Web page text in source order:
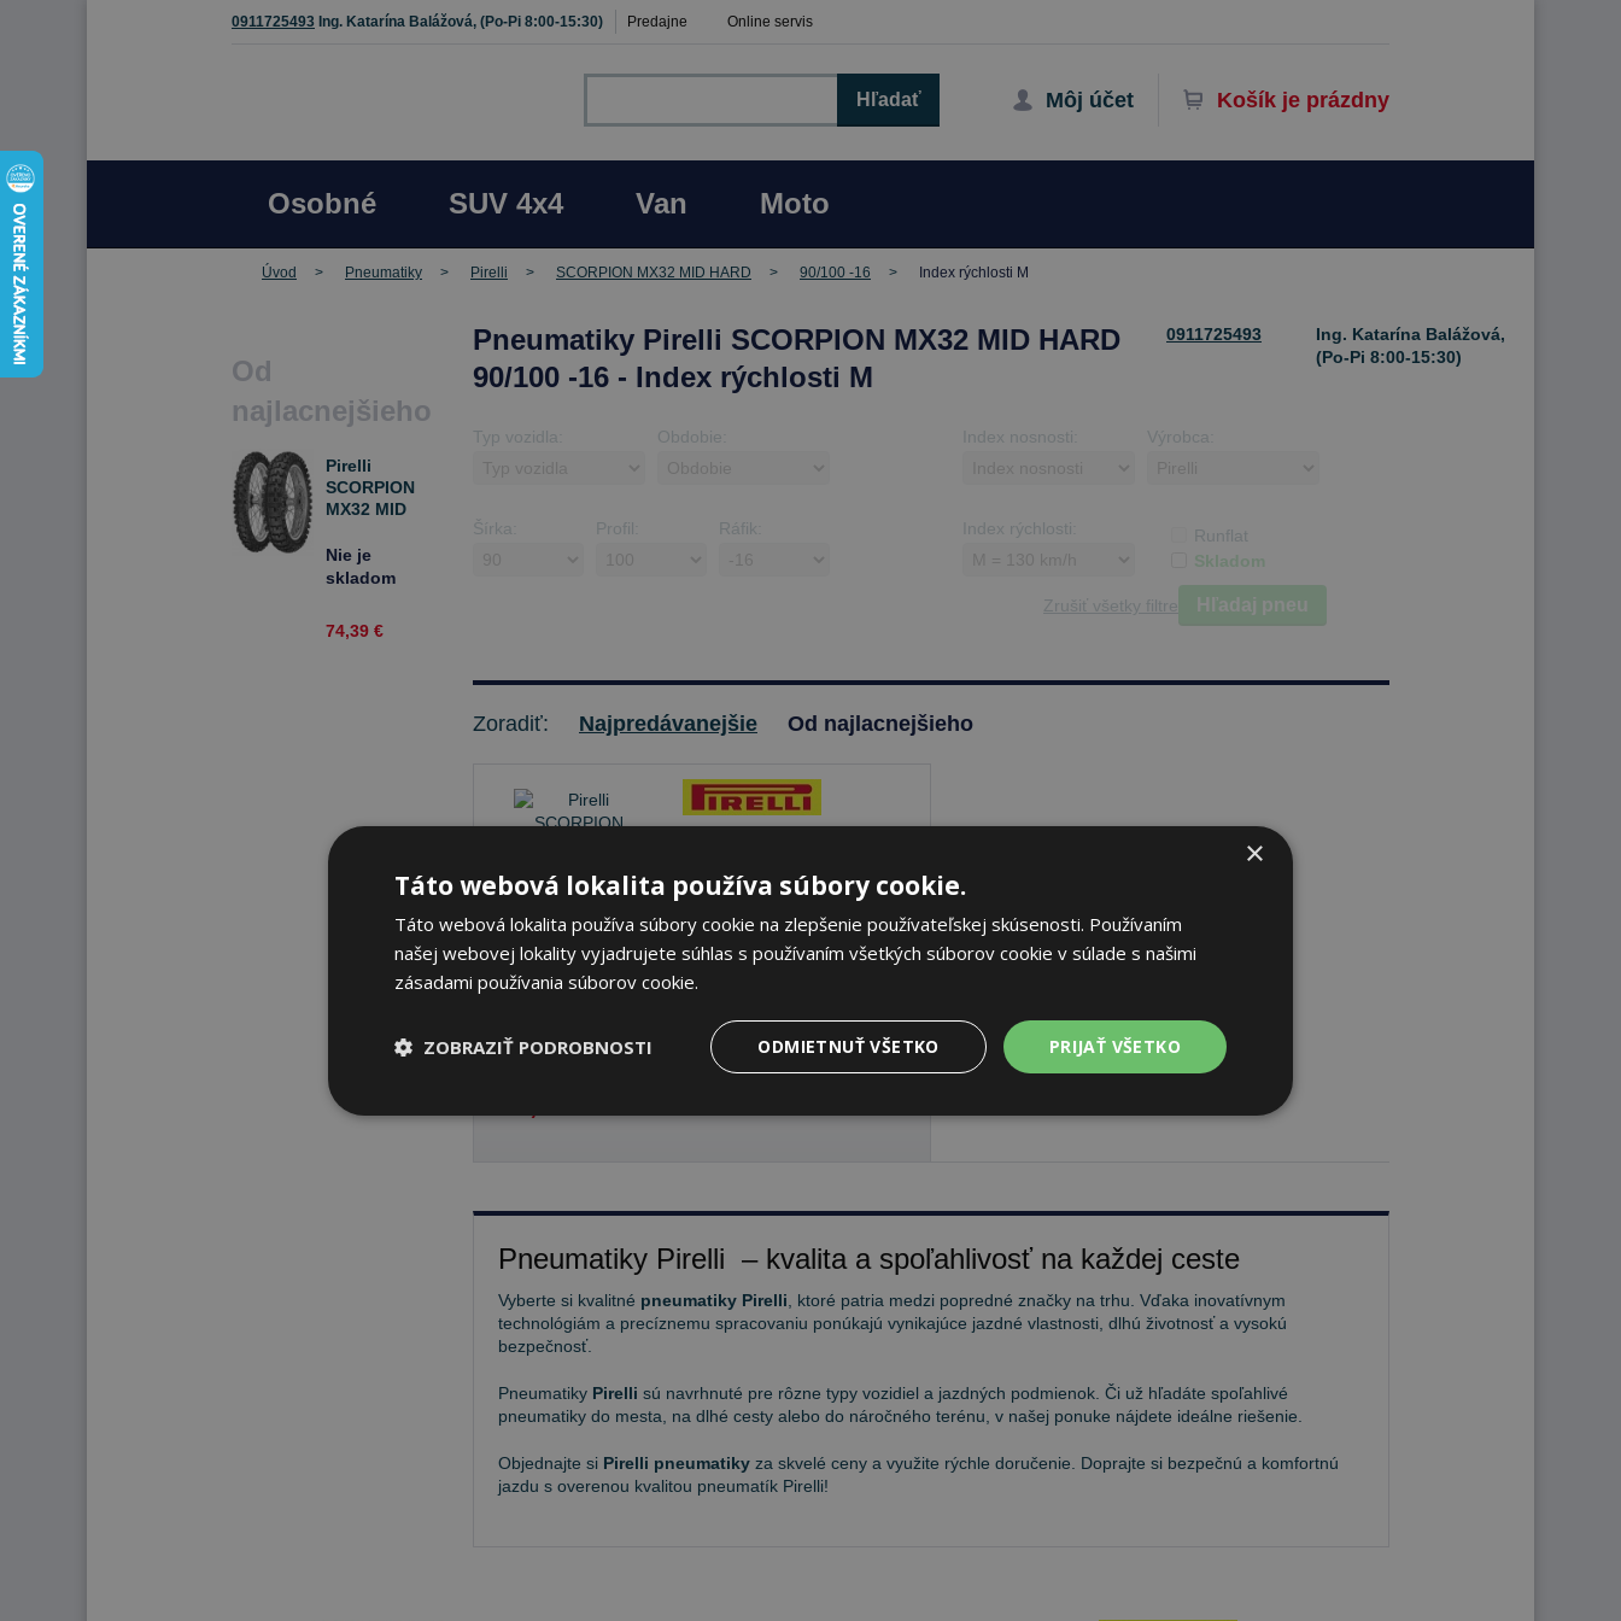
0911725493 Ing. Katarína Balážová, (Po-Pi 8:00-15:30) Predajne Online servis
Košík je prázdny
Môj účet
Hľadať
Osobné SUV 4x4 Van Moto
Úvod Pneumatiky Pirelli SCORPION MX32 MID HARD 90/100 -16 Index rýchlosti M
Od
najlacnejšieho
Pirelli
SCORPION
MX32 MID
-16 51 M
Zadné
Nie je
skladom
74,39 €
Pneumatiky Pirelli SCORPION MX32 MID HARD
90/100 -16 - Index rýchlosti M
0911725493
Ing. Katarína Balážová,
(Po-Pi 8:00-15:30)
Typ vozidla: Obdobie: Index nosnosti: Výrobca:
Šírka: Profil: Ráfik: Index rýchlosti:
Runflat
Skladom
Zrušiť všetky filtre Hľadaj pneu
Zoradiť: Najpredávanejšie Od najlacnejšieho
MID HARD
90/100 -16 51 M Zadné
Nie je skladom Sledovať naskladnenie
Pneumatiky Pirelli – kvalita a spoľahlivosť na každej ceste
Vyberte si kvalitné pneumatiky Pirelli , ktoré patria medzi popredné značky na trhu. Vďaka inovatívnym
technológiám a precíznemu spracovaniu ponúkajú vynikajúce jazdné vlastnosti, dlhú životnosť a vysokú
bezpečnosť.
Pneumatiky Pirelli sú navrhnuté pre rôzne typy vozidiel a jazdných podmienok. Či už hľadáte spoľahlivé
pneumatiky do mesta, na dlhé cesty alebo do náročného terénu, v našej ponuke nájdete ideálne riešenie.
Objednajte si Pirelli pneumatiky za skvelé ceny a využite rýchle doručenie. Doprajte si bezpečnú a komfortnú
jazdu s overenou kvalitou pneumatík Pirelli!
×
Táto webová lokalita používa súbory cookie.
Táto webová lokalita používa súbory cookie na zlepšenie používateľskej skúsenosti. Používaním
našej webovej lokality vyjadrujete súhlas s používaním všetkých súborov cookie v súlade s našimi
zásadami používania súborov cookie.
PRIJAŤ VŠETKO
ODMIETNUŤ VŠETKO
ZOBRAZIŤ PODROBNOSTI